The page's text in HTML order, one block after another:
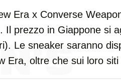
Era x Converse
Il prezzo in Giappone si
Le sneaker saranno
Era, oltre che sui loro siti